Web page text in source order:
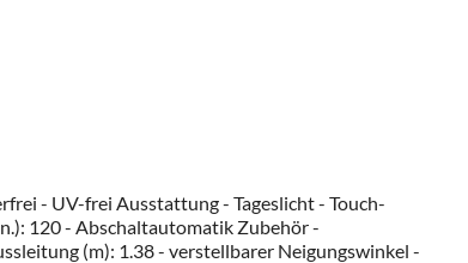
- UV-frei Ausstattung - Tageslicht - Touch-
120 - Abschaltautomatik Zubehör -
(m): 1.38 - verstellbarer Neigungswinkel -